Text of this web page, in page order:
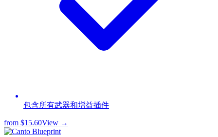
包含所有武器和增益插件
from $15.60View →